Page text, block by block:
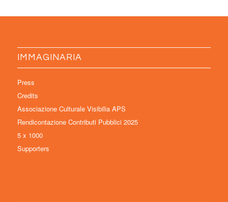
IMMAGINARIA
Press
Credits
Associazione Culturale Visibilia APS
Rendicontazione Contributi Pubblici 2025
5 x 1000
Supporters